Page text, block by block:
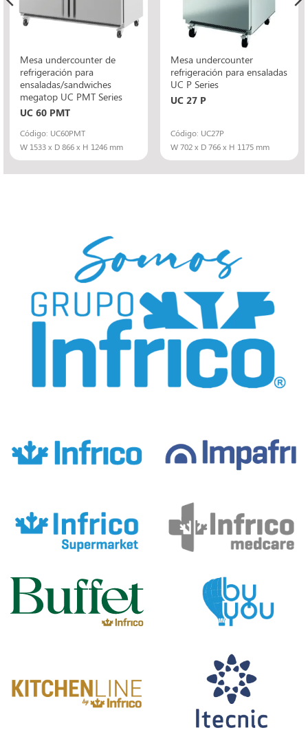
Mesa undercounter de
refrigeración para
ensaladas/sandwiches
megatop UC PMT Series
UC 60 PMT
Código: UC60PMT
W 1533 x D 866 x H 1246 mm
Mesa undercounter
refrigeración para ensaladas
UC P Series
UC 27 P
Código: UC27P
W 702 x D 766 x H 1175 mm